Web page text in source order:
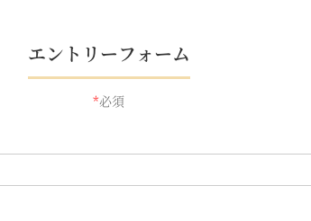
エントリーフォーム
*必須